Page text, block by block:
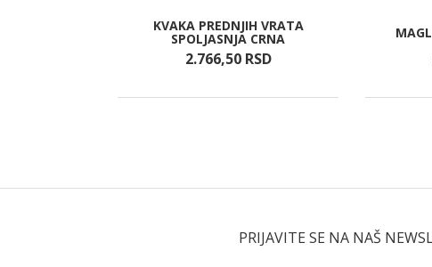
KVAKA PREDNJIH VRATA
SPOLJASNJA CRNA
2.766,50 RSD
PRIJAVITE SE NA NAŠ